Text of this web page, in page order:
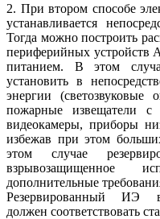
2. При втором способе
устанавливается
Тогда можно построить
периферийных устройств
питанием. В этом
установить в
энергии (светозвуковые
пожарные извещатели с
видеокамеры, приборы
избежав при этом
этом случае
взрывозащищенное
дополнительные
Резервированный ИЭ
должен соответствовать